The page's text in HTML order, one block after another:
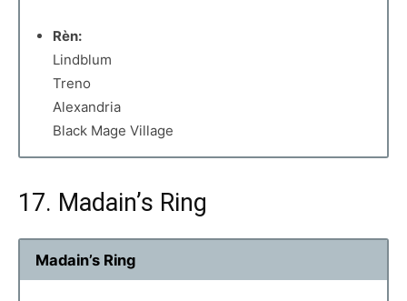
Rèn:
Lindblum
Treno
Alexandria
Black Mage Village
17. Madain’s Ring
Madain’s Ring